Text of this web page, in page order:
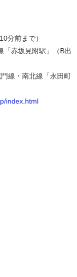
分前まで）
「赤坂見附駅」（B出
線・南北線「永田町
index.html